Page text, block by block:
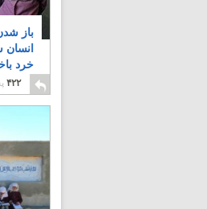
باز
انسان
خرد
۴۲۲